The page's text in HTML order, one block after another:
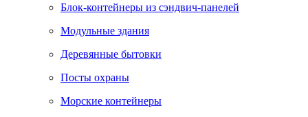
Блок-контейнеры из сэндвич-панелей
Модульные здания
Деревянные бытовки
Посты охраны
Морские контейнеры